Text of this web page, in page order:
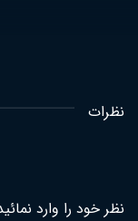
نظرات
نظر خود را وارد